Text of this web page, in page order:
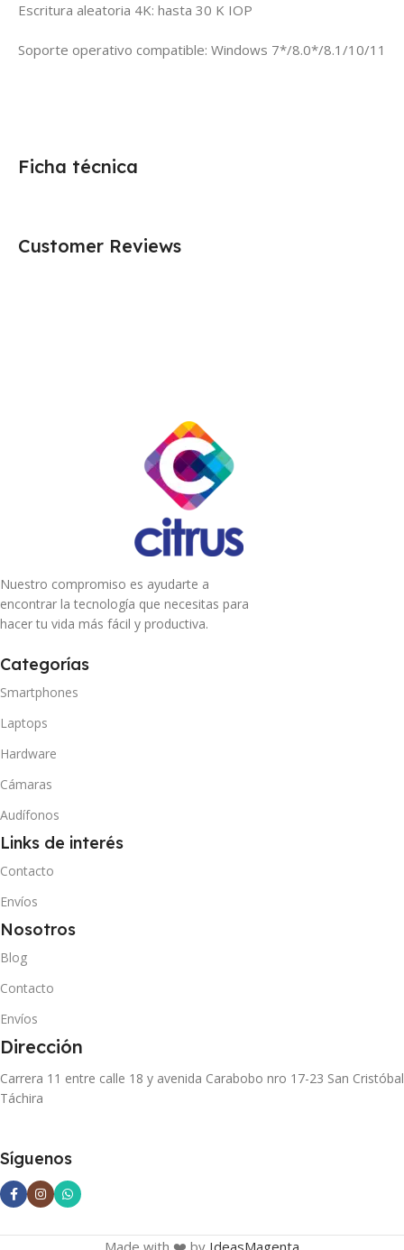
Escritura aleatoria 4K: hasta 30 K IOP
Soporte operativo compatible: Windows 7*/8.0*/8.1/10/11
Ficha técnica
Customer Reviews
Nuestro compromiso es ayudarte a
encontrar la tecnología que necesitas para
hacer tu vida más fácil y productiva.
Categorías
Smartphones
Laptops
Hardware
Cámaras
Audífonos
Links de interés
Contacto
Envíos
Nosotros
Blog
Contacto
Envíos
Dirección
Carrera 11 entre calle 18 y avenida Carabobo nro 17-23 San Cristóbal
Táchira
Síguenos